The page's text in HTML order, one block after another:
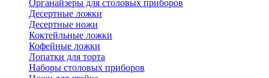
Органайзеры для столовых приборов
Десертные ложки
Десертные ножи
Коктейльные ложки
Кофейные ложки
Лопатки для торта
Наборы столовых приборов